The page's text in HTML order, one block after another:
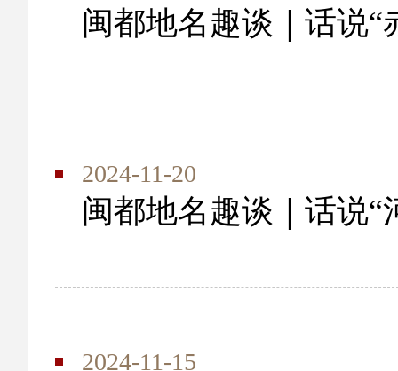
闽都地名趣谈｜话说“
2024-11-20
闽都地名趣谈｜话说“
2024-11-15